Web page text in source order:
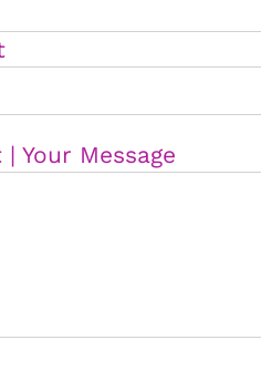
Your Message